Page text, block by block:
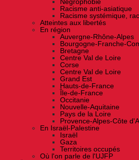
Racisme anti-asiatique
Racisme systémique,
Atteintes aux libertés
En région
Auvergne-Rhône-Alpes
Bourgogne-Franche-
Bretagne
Centre Val de Loire
Corse
Centre Val de Loire
Grand Est
Hauts-de-France
Île-de-France
Occitanie
Nouvelle-Aquitaine
Pays de la Loire
Provence-Alpes-Côte
En Israël-Palestine
Israël
Gaza
Territoires occupés
Où l'on parle de l'UJFP